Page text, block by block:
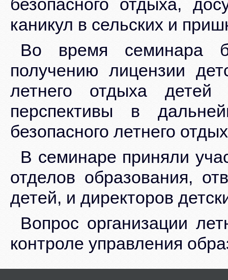
безопасного отдыха,
каникул в сельских и
Во время семинара
получению лицензии
летнего отдыха
перспективы в
безопасного летнего
В семинаре приняли
отделов образования,
детей, и директоров
Вопрос организации
контроле управления